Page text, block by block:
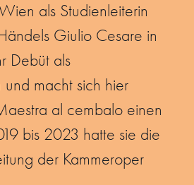
als Studienleiterin
Giulio Cesare in
Debüt als
macht sich hier
al cembalo einen
bis 2023 hatte sie die
der Kammeroper